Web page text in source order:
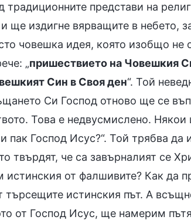
традиционните представи на
ще издигне вярващите в небето,
човешка идея, която изобщо не
„пришествието на Човешкия
Син в Своя ден“. Той
Си Господ отново ще се
Това е недвусмислено. Някои
Господ Исус?“. Той трябва да
твърдят, че са завърналият се
истинския от фалшивите? Как да
търсещите истинския път. А
от Господ Исус, ще намерим